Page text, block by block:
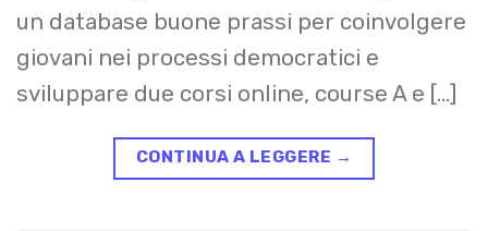
un database buone prassi per coinvolgere
giovani nei processi democratici e
sviluppare due corsi online, course A e […]
CONTINUA A LEGGERE →